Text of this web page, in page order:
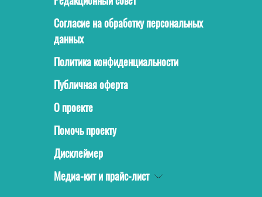
Согласие на обработку персональных
данных
Политика конфиденциальности
Публичная оферта
О проекте
Помочь проекту
Дисклеймер
Медиа-кит и прайс-лист